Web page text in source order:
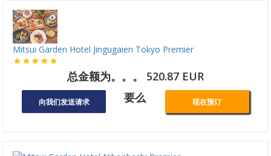
Mitsui Garden Hotel Jingugaien Tokyo Premier
总金额为。。。 520.87 EUR
向我们发送请求 要么 现在预订